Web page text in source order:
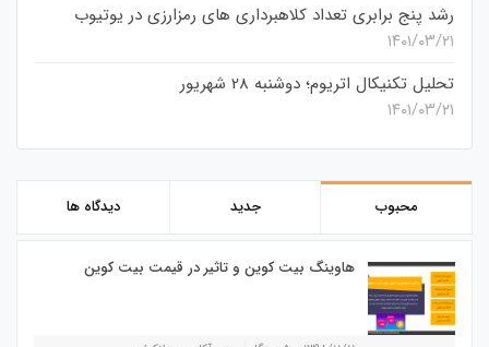
رشد پنج برابری تعداد کلاهبرداری های رمزارزی در یوتیوب
۱۴۰۱/۰۳/۲۱
تحلیل تکنیکال اتریوم؛ دوشنبه 28 شهریور
۱۴۰۱/۰۳/۲۱
محبوب جدید دیدگاه ها
هاوینگ بیت کوین و تاثیر در قیمت بیت کوین